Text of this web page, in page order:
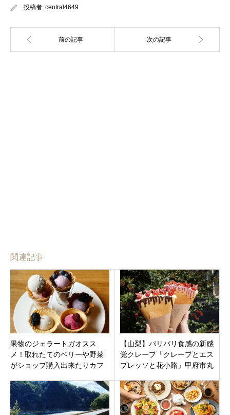
投稿者: central4649
関連記事
果物のジェラートガオスス
メ！取れたてのベリーや野菜
がショップ購入出来たりカフ
カ」三重県名張市井出
【山梨】パリパリ食感の新感
覚クレープ「クレープとエス
プレッソと花小路」甲府市丸
プン